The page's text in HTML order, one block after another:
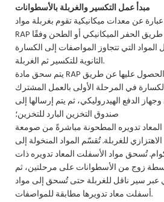
مبدأ عمل التكسير والغربلة بالأسطوانات
عن معدات ميكانيكية تقوم بغربلة مواد
RAP المستخرجة عن طريق الحفر الميكانيكي أو الطحن وفقًا
التي تتجاوز المواصفات إلى الكسارة
الثانوية للتكسير ثم الغربلة.
يتم سحق مادة RAP الضخمة للغاية التي تم الحصول عليها عن طريق
في المرحلة الأولى بالعمل المشترك
الدفع الهيدروليكي، ثم يتم إرسالها إلى
صندوق التخزين البارد للتخزين؛
تدويره المطحونة مباشرةً من صومعة
الاهتزازي للغربلة. تُقسّم المواد المنخولة إلى
تُسحق مواد الأسفلت المعاد تدويره ذات
زوج من الأسطوانات على مرحلتين، ثم
عبر سير ناقل للغربلة حتى تُسحق إلى مواد
أسفلت معاد تدويرها مطابقة للمواصفات.